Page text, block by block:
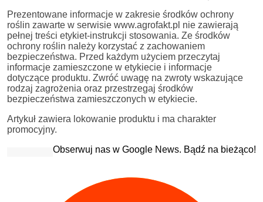
Prezentowane informacje w zakresie środków ochrony
roślin zawarte w serwisie www.agrofakt.pl nie zawierają
pełnej treści etykiet-instrukcji stosowania. Ze środków
ochrony roślin należy korzystać z zachowaniem
bezpieczeństwa. Przed każdym użyciem przeczytaj
informacje zamieszczone w etykiecie i informacje
dotyczące produktu. Zwróć uwagę na zwroty wskazujące
rodzaj zagrożenia oraz przestrzegaj środków
bezpieczeństwa zamieszczonych w etykiecie.
Artykuł zawiera lokowanie produktu i ma charakter
promocyjny.
Obserwuj nas w Google News. Bądź na bieżąco!